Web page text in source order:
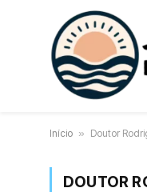
Início » Doutor
DOUTOR